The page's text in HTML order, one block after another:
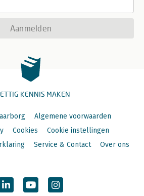
Aanmelden
KENNIS MAKEN
Algemene voorwaarden
Cookies
Cookie instellingen
Service & Contact Over ons